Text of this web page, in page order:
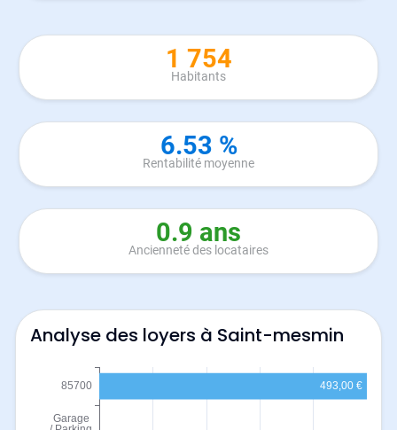
1 754
Habitants
6.53 %
Rentabilité moyenne
0.9 ans
Ancienneté des locataires
Analyse des loyers à Saint-mesmin